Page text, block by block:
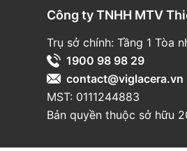
Nội dungbảo hành
Thân sứ
Phụ kiện sứ
Linhkiện điện tử
Công ty TNHH MTV
Trụ sở chính: Tầng 1 Tòa
1900 98 98 29
contact@viglacera.vn
MST: 0111244883
Bản quyền thuộc sở hữu